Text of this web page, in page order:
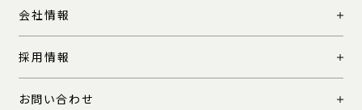
会社情報
採用情報
お問い合わせ